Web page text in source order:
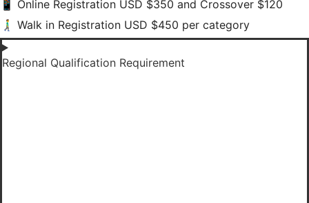
📱 Online Registration USD $350 and Crossover $120
🚶‍♂️‍➡️ Walk in Registration USD $450 per category
Regional Qualification Requirement